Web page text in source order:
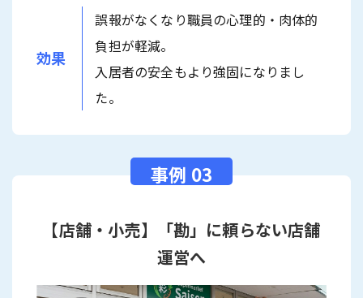
効果
誤報がなくなり職員の心理的・肉体的
負担が軽減。
入居者の安全もより強固になりまし
た。
【店舗・小売】「勘」に頼らない店舗
運営へ